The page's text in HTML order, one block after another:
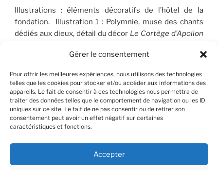
Gérer le consentement
Pour offrir les meilleures expériences, nous utilisons des technologies
telles que les cookies pour stocker et/ou accéder aux informations des
appareils. Le fait de consentir à ces technologies nous permettra de
traiter des données telles que le comportement de navigation ou les ID
uniques sur ce site. Le fait de ne pas consentir ou de retirer son
consentement peut avoir un effet négatif sur certaines
caractéristiques et fonctions.
Accepter
Illustrations : éléments décoratifs de l’hôtel de la
fondation. Illustration 1 : Polymnie, muse des chants
dédiés aux dieux, détail du décor Le Cortège d’Apollon
orne le plafond du Salon de musique. © FSP/OLG
RECHERCHER
Recherche
pour
: